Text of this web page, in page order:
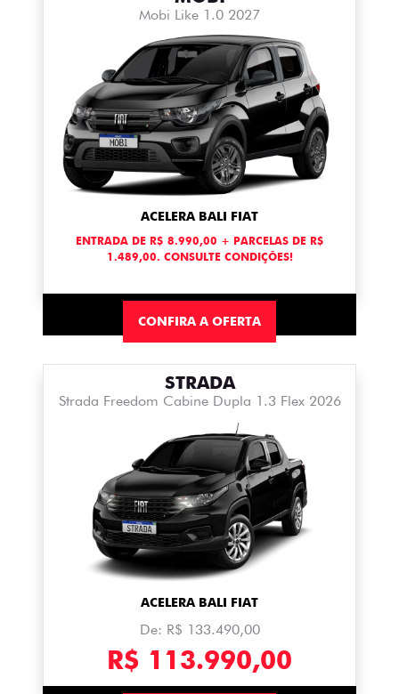
Mobi Like 1.0 2027
ACELERA BALI FIAT
ENTRADA DE R$ 8.990,00 + PARCELAS DE R$
1.489,00. CONSULTE CONDIÇÕES!
CONFIRA A OFERTA
STRADA
Strada Freedom Cabine Dupla 1.3 Flex 2026
ACELERA BALI FIAT
De: R$ 133.490,00
R$ 113.990,00